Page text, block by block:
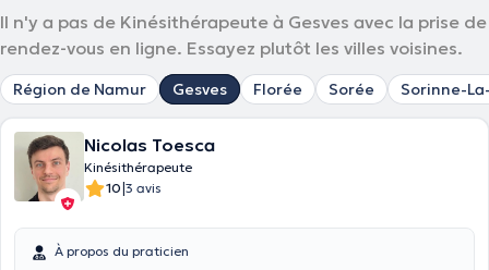
Il n'y a pas de Kinésithérapeute à Gesves avec la prise de
rendez-vous en ligne. Essayez plutôt les villes voisines.
Région de Namur Gesves Florée Sorée Sorinne-
Nicolas Toesca
Kinésithérapeute
10|3 avis
À propos du praticien